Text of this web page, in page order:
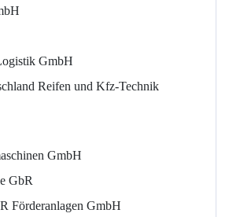
GmbH
Reifen und Kfz-Technik
GmbH
GbR
Förderanlagen GmbH